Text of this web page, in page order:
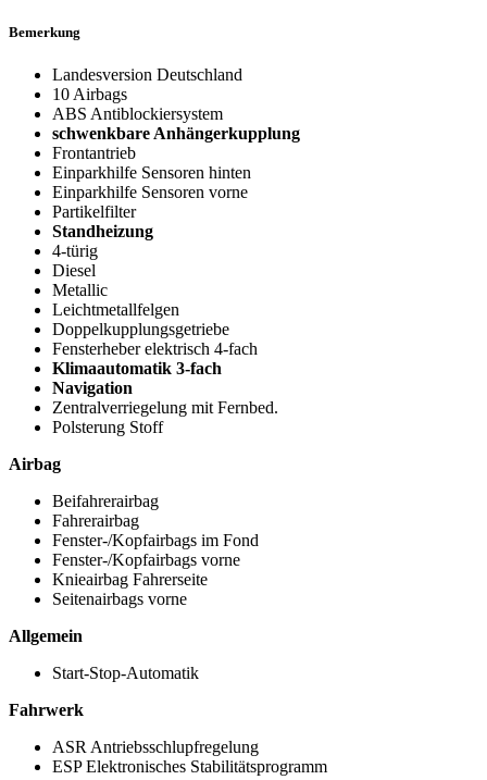
Bemerkung
Landesversion Deutschland
10 Airbags
ABS Antiblockiersystem
schwenkbare Anhängerkupplung
Frontantrieb
Einparkhilfe Sensoren hinten
Einparkhilfe Sensoren vorne
Partikelfilter
Standheizung
4-türig
Diesel
Metallic
Leichtmetallfelgen
Doppelkupplungsgetriebe
Fensterheber elektrisch 4-fach
Klimaautomatik 3-fach
Navigation
Zentralverriegelung mit Fernbed.
Polsterung Stoff
Airbag
Beifahrerairbag
Fahrerairbag
Fenster-/Kopfairbags im Fond
Fenster-/Kopfairbags vorne
Knieairbag Fahrerseite
Seitenairbags vorne
Allgemein
Start-Stop-Automatik
Fahrwerk
ASR Antriebsschlupfregelung
ESP Elektronisches Stabilitätsprogramm